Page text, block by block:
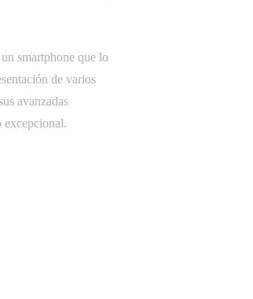
smartphone que lo
de varios
avanzadas
excepcional.